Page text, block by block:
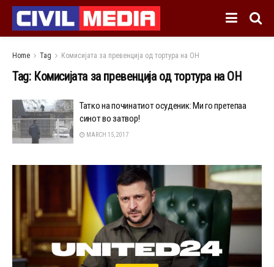
Home Tag Комисијата за превенција од тортура на ОН
Tag: Комисијата за превенција од тортура на ОН
Татко на починатиот осуденик: Ми го претепаа
синот во затвор!
MARCH 15, 2017